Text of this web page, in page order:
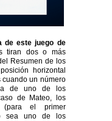
de este juego de
tiran dos o más
Resumen de los
horizontal
cuando un número
de uno de los
de Mateo, los
(para el primer
sea uno de los